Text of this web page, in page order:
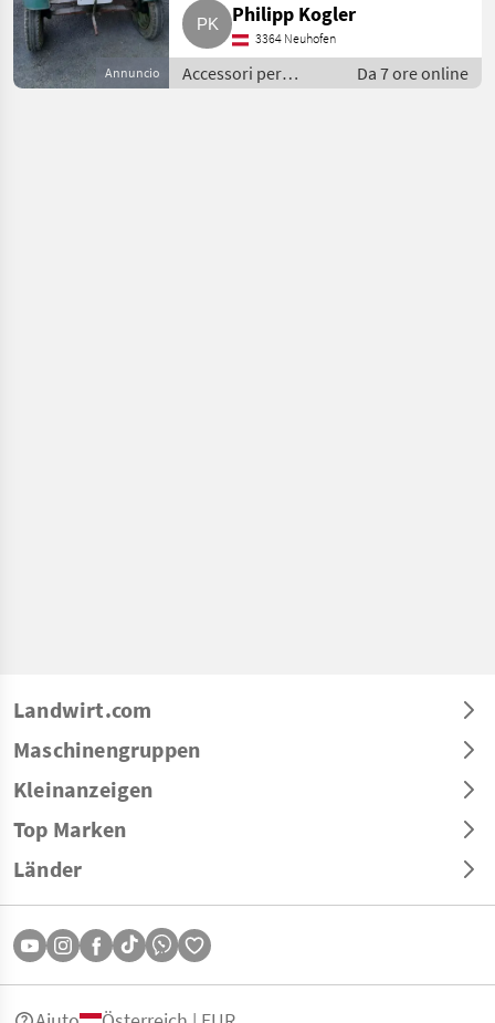
Annuncio
Philipp Kogler
3364 Neuhofen
Accessori per
trattore / Altri
Da 7 ore online
Landwirt.com
Maschinengruppen
Kleinanzeigen
Top Marken
Länder